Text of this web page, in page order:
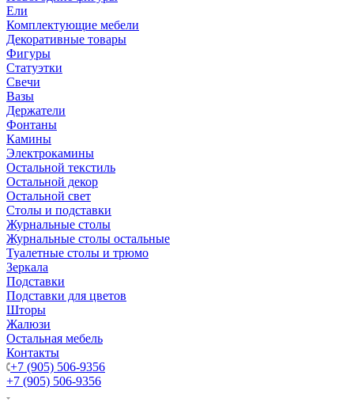
Ели
Комплектующие мебели
Декоративные товары
Фигуры
Статуэтки
Свечи
Вазы
Держатели
Фонтаны
Камины
Электрокамины
Остальной текстиль
Остальной декор
Остальной свет
Столы и подставки
Журнальные столы
Журнальные столы остальные
Туалетные столы и трюмо
Зеркала
Подставки
Подставки для цветов
Шторы
Жалюзи
Остальная мебель
Контакты
+7 (905) 506-9356
+7 (905) 506-9356